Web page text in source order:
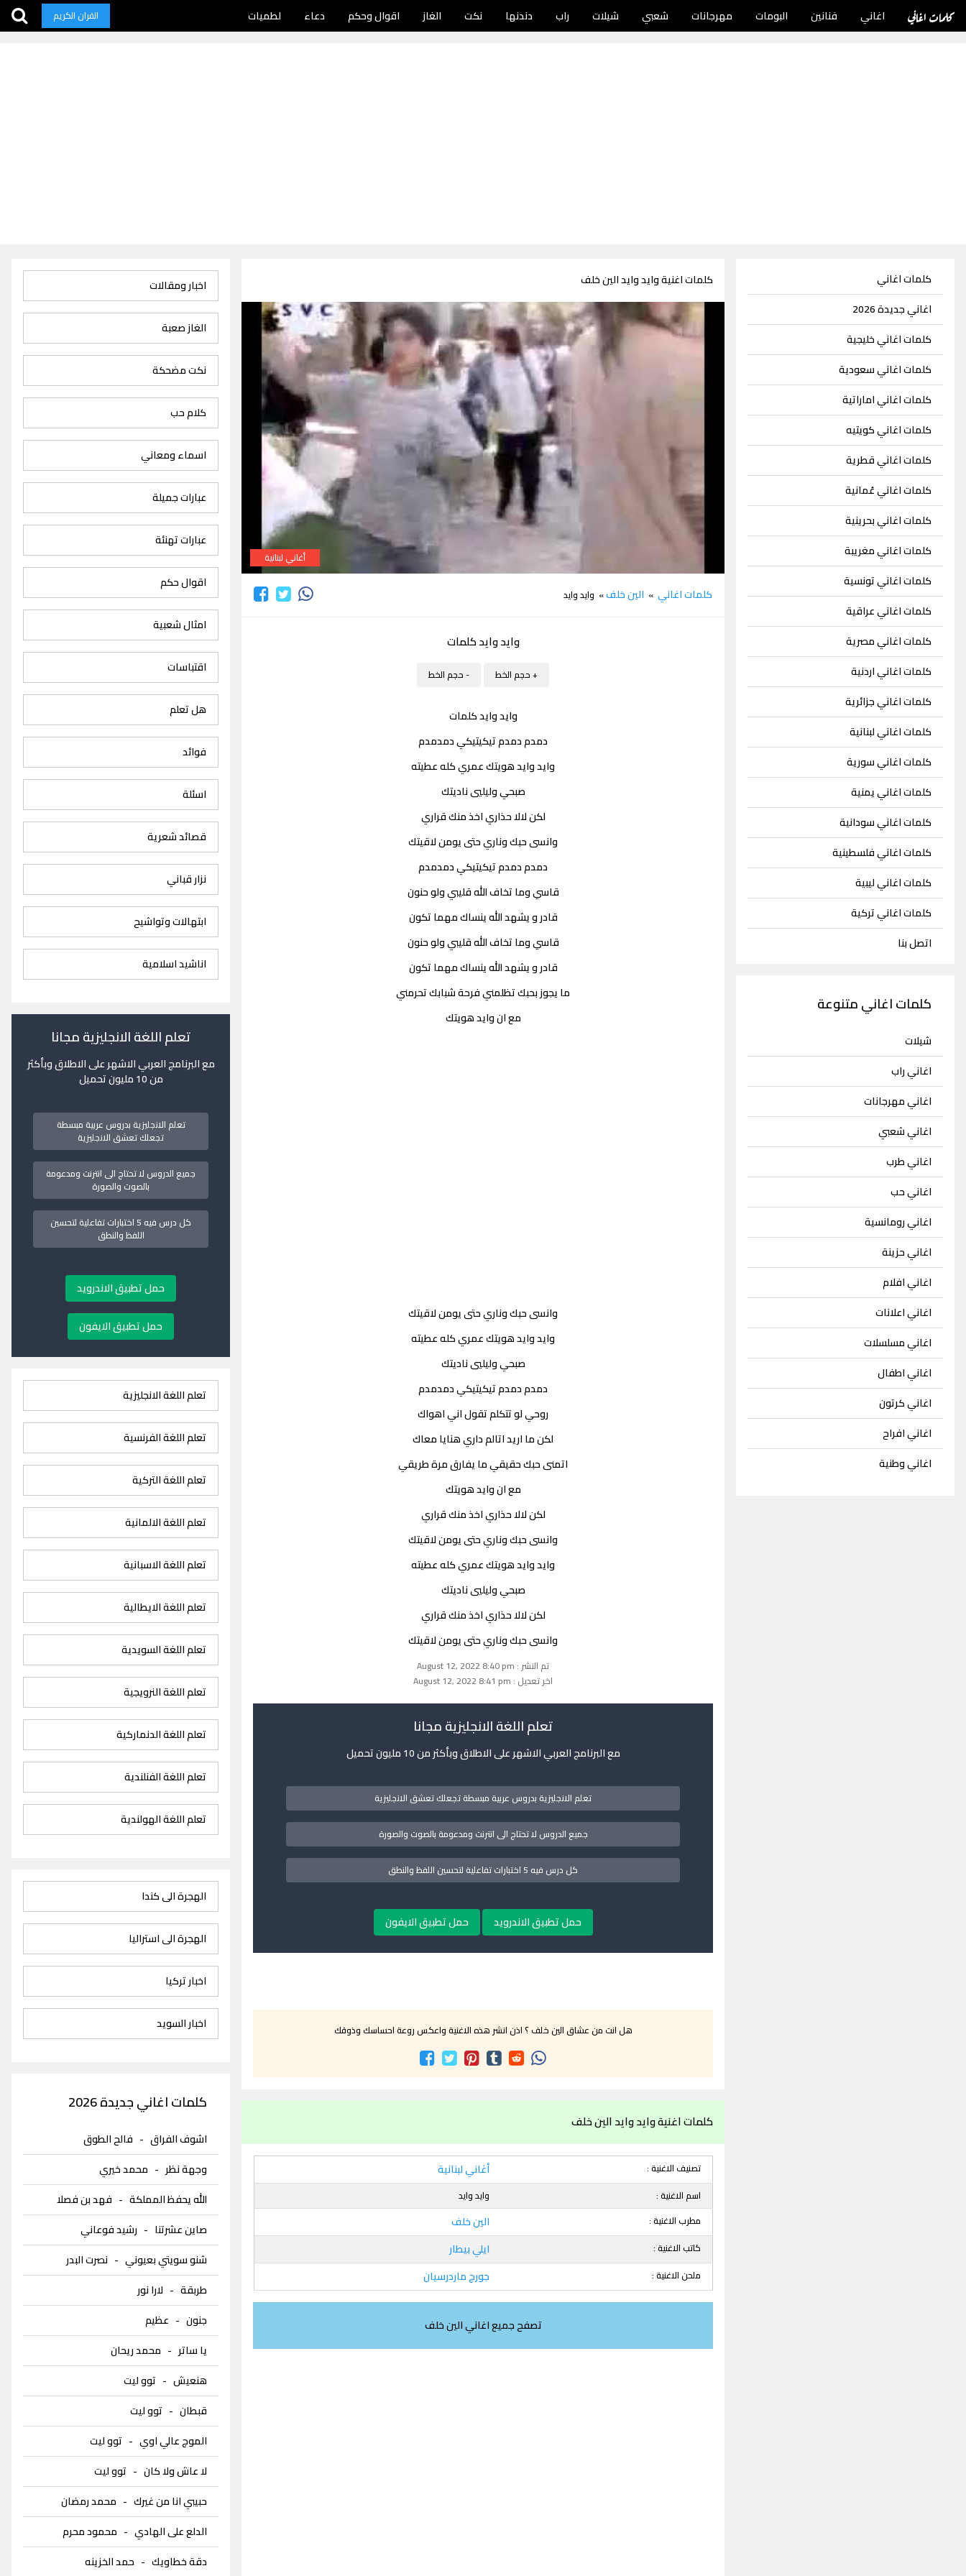
كلمات اغاني اغاني فنانين البومات مهرجانات شعبي شيلات راب دندنها نكت الغاز اقوال وحكم دعاء لطميات القران الكريم
كلمات اغاني
اغاني جديدة 2026
كلمات اغاني خليجية
كلمات اغاني سعودية
كلمات اغاني اماراتية
كلمات اغاني كويتيه
كلمات اغاني قطرية
كلمات اغاني عُمانية
كلمات اغاني بحرينية
كلمات اغاني مغريبة
كلمات اغاني تونسية
كلمات اغاني عراقية
كلمات اغاني مصرية
كلمات اغاني اردنية
كلمات اغاني جزائرية
كلمات اغاني لبنانية
كلمات اغاني سورية
كلمات اغاني يمنية
كلمات اغاني سودانية
كلمات اغاني فلسطينية
كلمات اغاني ليبية
كلمات اغاني تركية
اتصل بنا
كلمات اغاني متنوعة
شيلات
اغاني راب
اغاني مهرجانات
اغاني شعبي
اغاني طرب
اغاني حب
اغاني رومانسية
اغاني حزينة
اغاني افلام
اغاني اعلانات
اغاني مسلسلات
اغاني اطفال
اغاني كرتون
اغاني افراح
اغاني وطنية
كلمات اغنية وايد وايد الين خلف
أغاني لبنانية
كلمات اغاني » الين خلف» وايد وايد
وايد وايد كلمات
+ حجم الخط - حجم الخط
وايد وايد كلمات
دمدم دمدم تيكيتيكي دمدمدم
وايد وايد هويتك عمري كله عطيته
صبحي وليليي ناديتك
لكن لالا حذاري اخذ منك قراري
وانسى حبك وناري حتى يومن لاقيتك
دمدم دمدم تيكيتيكي دمدمدم
قاسي وما تخاف الله قليبي ولو حنون
قادر و يشهد الله ينساك مهما تكون
قاسي وما تخاف الله قليبي ولو حنون
قادر و يشهد الله ينساك مهما تكون
ما يجوز بحبك تظلمني فرحة شبابك تحرمني
مع ان وايد هويتك
وانسى حبك وناري حتى يومن لاقيتك
وايد وايد هويتك عمري كله عطيته
صبحي وليليي ناديتك
دمدم دمدم تيكيتيكي دمدمدم
روحي لو تتكلم تقول اني اهواك
لكن ما اريد اتالم داري هنايا معاك
اتمنى حبك حقيقي ما يفارق مرة طريقي
مع ان وايد هويتك
لكن لالا حذاري اخذ منك قراري
وانسى حبك وناري حتى يومن لاقيتك
وايد وايد هويتك عمري كله عطيته
صبحي وليليي ناديتك
لكن لالا حذاري اخذ منك قراري
وانسى حبك وناري حتى يومن لاقيتك
تم النشر : August 12, 2022 8:40 pm
اخر تعديل : August 12, 2022 8:41 pm
تعلم اللغة الانجليزية مجانا
مع البرنامج العربي الاشهر على الاطلاق وبأكثر من 10 مليون تحميل
تعلم الانجليزية بدروس عربية مبسطة تجعلك تعشق الانجليزية
جميع الدروس لا تحتاج الى انترنت ومدعومة بالصوت والصورة
كل درس فيه 5 اختبارات تفاعلية لتحسين اللفظ والنطق
حمل تطبيق الاندرويد حمل تطبيق الايفون
هل انت من عشاق الين خلف ؟ اذن انشر هذه الاغنية واعكس روعة احساسك وذوقك
كلمات اغنية وايد وايد الين خلف
تصنيف الاغنية : أغاني لبنانية
اسم الاغنية :
وايد وايد
مطرب الاغنية :
الين خلف
كاتب الاغنية : ايلي بيطار
ملحن الاغنية : جورج ماردرسيان
تصفح جميع اغاني الين خلف
اخبار ومقالات
الغاز صعبة
نكت مضحكة
كلام حب
اسماء ومعاني
عبارات جميلة
عبارات تهنئة
اقوال حكم
امثال شعبية
اقتباسات
هل تعلم
فوائد
اسئلة
قصائد شعرية
نزار قباني
ابتهالات وتواشيح
اناشيد اسلامية
تعلم اللغة الانجليزية مجانا
مع البرنامج العربي الاشهر على الاطلاق وبأكثر
من 10 مليون تحميل
تعلم الانجليزية بدروس عربية مبسطة
تجعلك تعشق الانجليزية
جميع الدروس لا تحتاج الى انترنت ومدعومة
بالصوت والصورة
كل درس فيه 5 اختبارات تفاعلية لتحسين
اللفظ والنطق
حمل تطبيق الاندرويد
حمل تطبيق الايفون
تعلم اللغة الانجليزية
تعلم اللغة الفرنسية
تعلم اللغة التركية
تعلم اللغة الالمانية
تعلم اللغة الاسبانية
تعلم اللغة الايطالية
تعلم اللغة السويدية
تعلم اللغة النرويجية
تعلم اللغة الدنماركية
تعلم اللغة الفنلندية
تعلم اللغة الهولندية
الهجرة الى كندا
الهجرة الى استراليا
اخبار تركيا
اخبار السويد
كلمات اغاني جديدة 2026
اشوف الفراق- فالح الطوق
وجهة نظر - محمد خيري
الله يحفظ المملكة- فهد بن فصلا
صاين عشرتنا - رشيد فوعاني
شنو سويتي بعيوني- نصرت البدر
طربقة- لارا نور
جنون- عظيم
يا ساتر - محمد ريحان
هنعيش- توو ليت
قبطان- توو ليت
الموج عالي اوي- توو ليت
لا عاش ولا كان- توو ليت
حبيبي انا من غيرك- محمد رمضان
الدلع على الهادي- محمود محرم
دقة خطاويك- حمد الخزينه